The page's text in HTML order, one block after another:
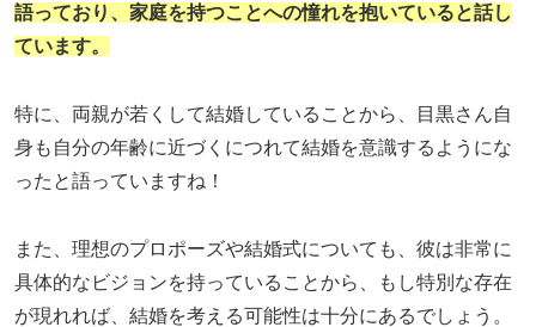
語っており、家庭を持つことへの憧れを抱いていると話し
ています。
特に、両親が若くして結婚していることから、目黒さん自
身も自分の年齢に近づくにつれて結婚を意識するようにな
ったと語っていますね！
また、理想のプロポーズや結婚式についても、彼は非常に
具体的なビジョンを持っていることから、もし特別な存在
が現れれば、結婚を考える可能性は十分にあるでしょう。